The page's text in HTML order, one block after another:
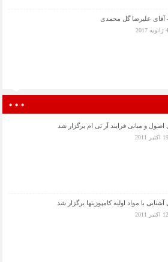
آقای علیرضا گل محمدی
و مبانی فرایند آر تی ام برگزار شد
با مواد اولیه کامپوزیتها برگزار شد